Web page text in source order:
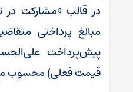
در قالب «مشارکت در
مبالغ پرداختی
قیمت فعلی) محسوب